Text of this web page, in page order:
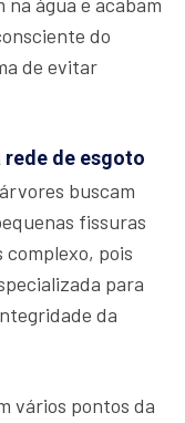
do
de evitar
rede de esgoto
buscam
fissuras
complexo, pois
para
da
vários pontos da